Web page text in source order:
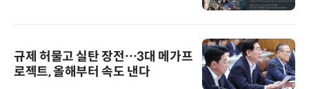
규제 허물고 실탄 장전…3대 메가프
로젝트, 올해부터 속도 낸다